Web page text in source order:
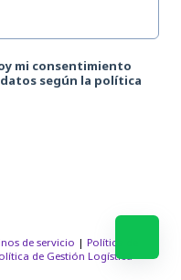
mi consentimiento
según la política
de servicio | Política de
de Gestión Logística